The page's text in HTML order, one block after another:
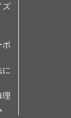
ズ
ポ
に
理